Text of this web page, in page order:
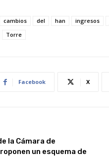
d
di
k
ar
cambios del han ingresos
Torre
Facebook X
la Cámara de
un esquema de